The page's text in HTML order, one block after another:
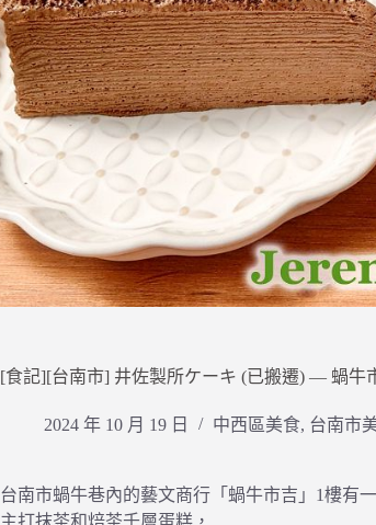
[食記][台南市] 井佐製所ケーキ (已搬遷) — 蝸牛
2024 年 10 月 19 日 中西區美食, 台南市
台南市蝸牛巷內的藝文商行「蝸牛市吉」1樓有